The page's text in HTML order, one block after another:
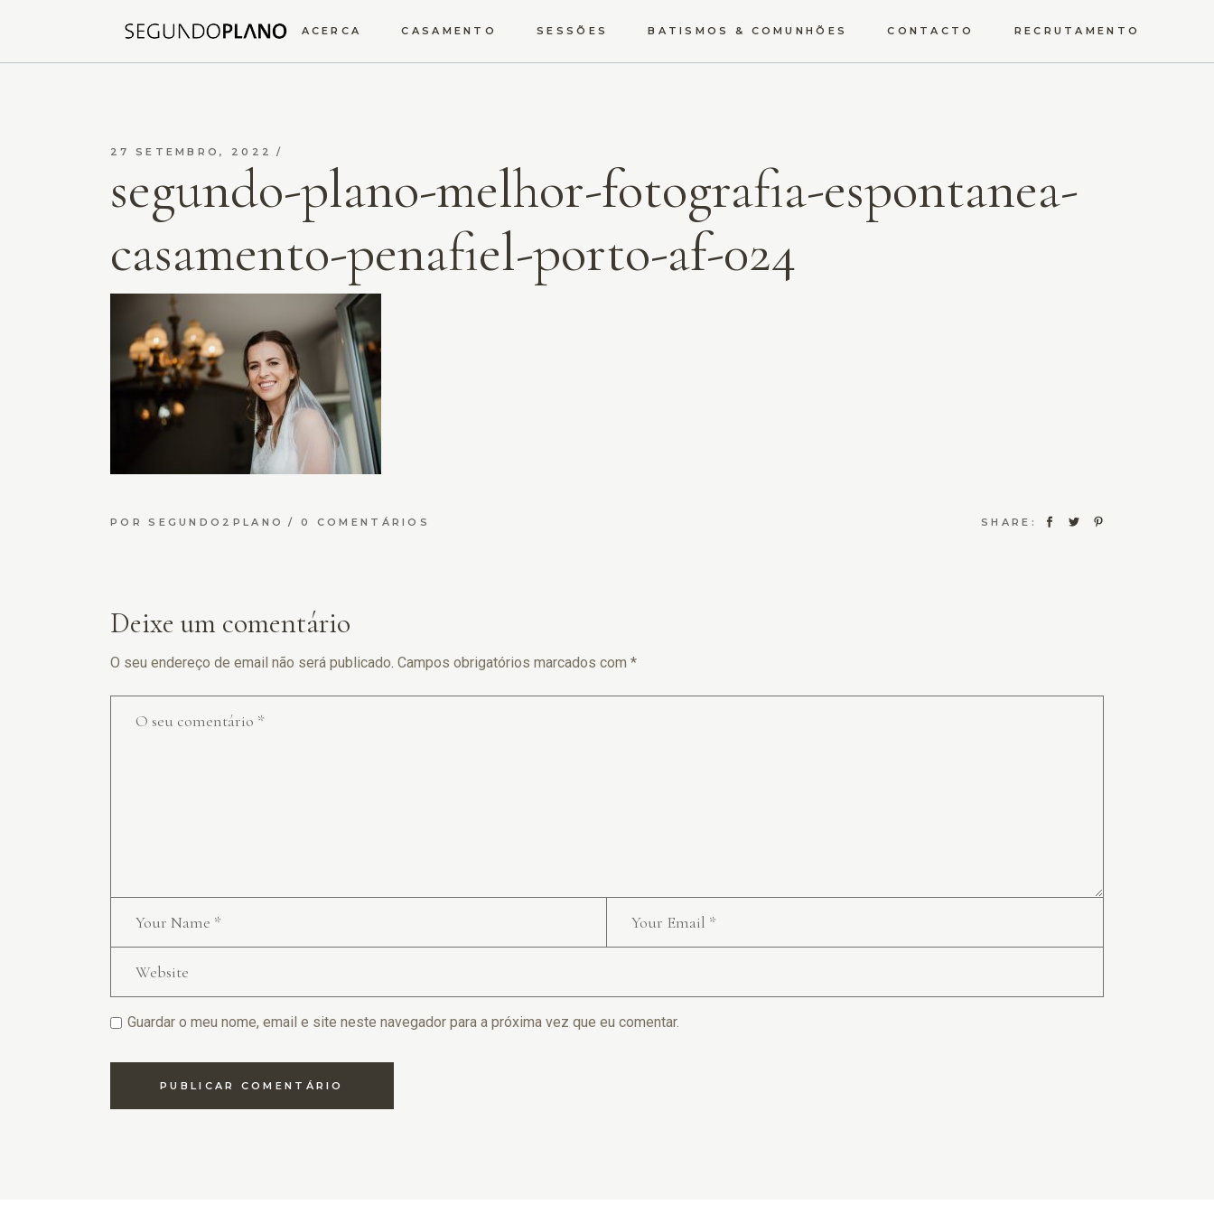
ACERCA CASAMENTO
VÍDEO
SESSÕES
UM MUNDO LÁ FORA
BATISMOS & COMUNHÕES CONTACTO RECRUTAMENTO
27 SETEMBRO, 2022
segundo-plano-melhor-fotografia-espontanea-
casamento-penafiel-porto-af-024
POR SEGUNDO2PLANO 0 COMENTÁRIOS SHARE:
Deixe um comentário
O seu endereço de email não será publicado. Campos obrigatórios marcados com *
Guardar o meu nome, email e site neste navegador para a próxima vez que eu comentar.
PUBLICAR COMENTÁRIO